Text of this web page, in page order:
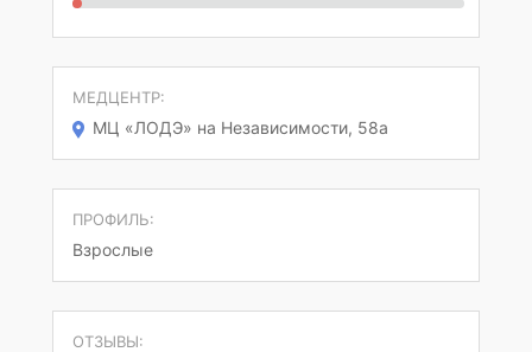
МЕДЦЕНТР:
МЦ «ЛОДЭ» на Независимости, 58а
ПРОФИЛЬ:
Взрослые
ОТЗЫВЫ: